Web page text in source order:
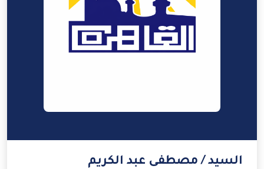
السيد / مصطفى عبد الكريم